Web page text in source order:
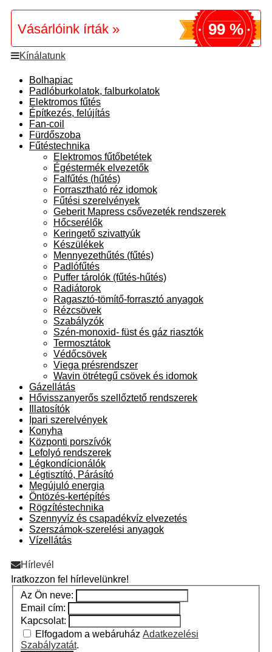
Vásárlóink írták » 99 %
Kínálatunk
Bolhapiac
Padlóburkolatok, falburkolatok
Elektromos fűtés
Építkezés, felújítás
Fan-coil
Fürdőszoba
Fűtéstechnika
Elektromos fűtőbetétek
Égéstermék elvezetők
Falfűtés (hűtés)
Forrasztható réz idomok
Fűtési szerelvények
Geberit Mapress csővezeték rendszerek
Hőcserélők
Keringető szivattyúk
Készülékek
Mennyezethűtés (fűtés)
Padlófűtés
Puffer tárolók (fűtés-hűtés)
Radiátorok
Ragasztó-tömítő-forrasztó anyagok
Rézcsövek
Szabályzók
Szén-monoxid- füst és gáz riasztók
Termosztátok
Védőcsövek
Viega présrendszer
Wavin ötrétegű csövek és idomok
Gázellátás
Hővisszanyerős szellőztető rendszerek
Illatosítók
Ipari szerelvények
Konyha
Központi porszívók
Lefolyó rendszerek
Légkondícionálók
Légtisztító, Párásító
Megújuló energia
Öntözés-kertépítés
Rögzítéstechnika
Szennyvíz és csapadékvíz elvezetés
Szerszámok-szerelési anyagok
Vízellátás
Hírlevél
Iratkozzon fel hírlevelünkre!
Az Ön neve:
Email cím:
Kapcsolat:
Elfogadom a webáruház Adatkezelési
Szabályzatát.